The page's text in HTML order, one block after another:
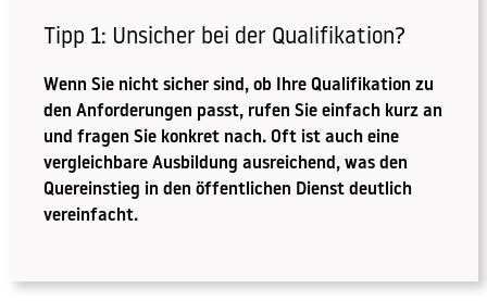
Tipp 1: Unsicher bei der Qualifikation?
Wenn Sie nicht sicher sind, ob Ihre Qualifikation zu
den Anforderungen passt, rufen Sie einfach kurz an
und fragen Sie konkret nach. Oft ist auch eine
vergleichbare Ausbildung ausreichend, was den
Quereinstieg in den öffentlichen Dienst deutlich
vereinfacht.